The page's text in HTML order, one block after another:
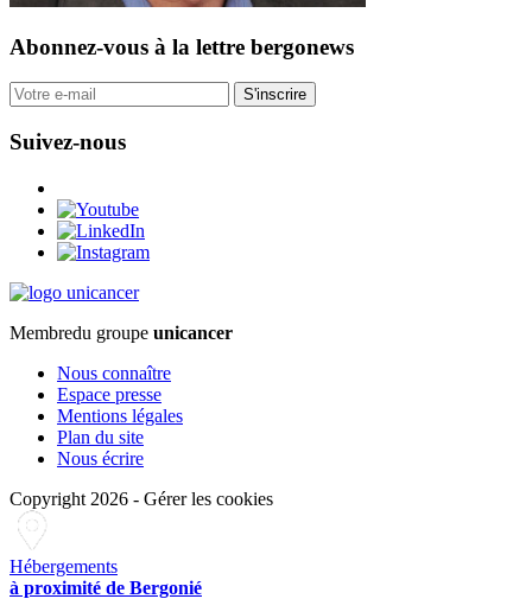
Abonnez-vous à la lettre bergonews
S'inscrire
Suivez-nous
Membredu groupe unicancer
Nous connaître
Espace presse
Mentions légales
Plan du site
Nous écrire
Copyright 2026 - Gérer les cookies
Hébergements
à proximité de Bergonié